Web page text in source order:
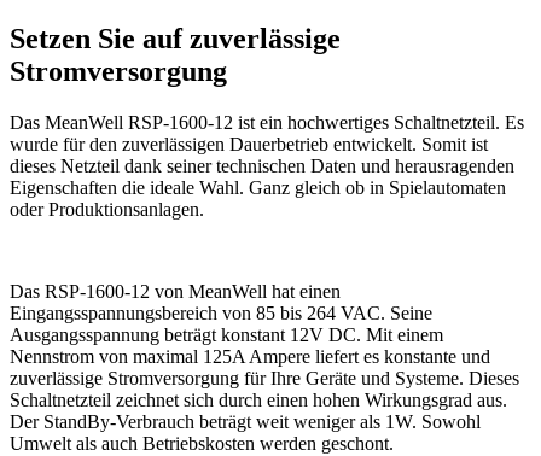
Setzen Sie auf zuverlässige
Stromversorgung
Das MeanWell RSP-1600-12 ist ein hochwertiges Schaltnetzteil. Es
wurde für den zuverlässigen Dauerbetrieb entwickelt. Somit ist
dieses Netzteil dank seiner technischen Daten und herausragenden
Eigenschaften die ideale Wahl. Ganz gleich ob in Spielautomaten
oder Produktionsanlagen.
Das RSP-1600-12 von MeanWell hat einen
Eingangsspannungsbereich von 85 bis 264 VAC. Seine
Ausgangsspannung beträgt konstant 12V DC. Mit einem
Nennstrom von maximal 125A Ampere liefert es konstante und
zuverlässige Stromversorgung für Ihre Geräte und Systeme. Dieses
Schaltnetzteil zeichnet sich durch einen hohen Wirkungsgrad aus.
Der StandBy-Verbrauch beträgt weit weniger als 1W. Sowohl
Umwelt als auch Betriebskosten werden geschont.